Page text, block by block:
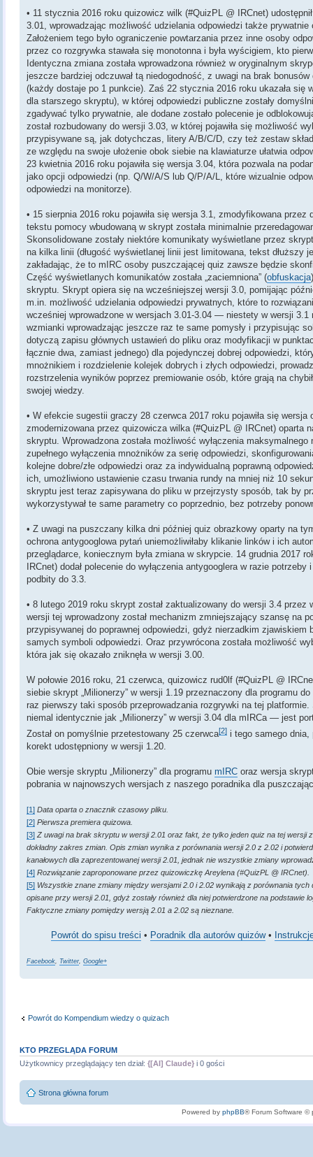
• 11 stycznia 2016 roku quizowicz wilk (#QuizPL @ IRCnet)
3.01, wprowadzając możliwość udzielania odpowiedzi także
Założeniem tego było ograniczenie powtarzania przez inne osoby
przez co rozgrywka stawała się monotonna i była wyścigiem, kto
Identyczna zmiana została wprowadzona również w oryginalnym
jeszcze bardziej odczuwał tą niedogodność, z uwagi na brak
(każdy dostaje po 1 punkcie). Zaś 22 stycznia 2016 roku ukazała się
dla starszego skryptu), w której odpowiedzi publiczne zostały
zgadywać tylko prywatnie, ale dodane zostało polecenie je
został rozbudowany do wersji 3.03, w której pojawiła się możliwość
przypisywane są, jak dotychczas, litery A/B/C/D, czy też zestaw
ze względu na swoje ułożenie obok siebie na klawiaturze ułatwia
23 kwietnia 2016 roku pojawiła się wersja 3.04, która pozwala na
jako opcji odpowiedzi (np. Q/W/A/S lub Q/P/A/L, które wizualnie
odpowiedzi na monitorze).
• 15 sierpnia 2016 roku pojawiła się wersja 3.1, zmodyfikowana
tekstu pomocy wbudowaną w skrypt została minimalnie
Skonsolidowane zostały niektóre komunikaty wyświetlane przez
na kilka linii (długość wyświetlanej linii jest limitowana, tekst dłuższy
zakładając, że to mIRC osoby puszczającej quiz zawsze będzie
Część wyświetlanych komunikatów została „zaciemniona” (obfuskacja
skryptu. Skrypt opiera się na wcześniejszej wersji 3.0, pomijając
m.in. możliwość udzielania odpowiedzi prywatnych, które to
wcześniej wprowadzone w wersjach 3.01-3.04 — niestety w wersji
wzmianki wprowadzając jeszcze raz te same pomysły i przypisując
dotyczą zapisu głównych ustawień do pliku oraz modyfikacji w
łącznie dwa, zamiast jednego) dla pojedynczej dobrej odpowiedzi,
mnożnikiem i rozdzielenie kolejek dobrych i złych odpowiedzi,
rozstrzelenia wyników poprzez premiowanie osób, które grają na
swojej wiedzy.
• W efekcie sugestii graczy 28 czerwca 2017 roku pojawiła się wersja
zmodernizowana przez quizowicza wilka (#QuizPL @ IRCnet) oparta
skryptu. Wprowadzona została możliwość wyłączenia
zupełnego wyłączenia mnożników za serię odpowiedzi,
kolejne dobre/złe odpowiedzi oraz za indywidualną poprawną
ich, umożliwiono ustawienie czasu trwania rundy na mniej niż 10
skryptu jest teraz zapisywana do pliku w przejrzysty sposób, tak by
wykorzystywał te same parametry co poprzednio, bez potrzeby
• Z uwagi na puszczany kilka dni później quiz obrazkowy oparty na
ochrona antygooglowa pytań uniemożliwiłaby klikanie linków i ich
przeglądarce, koniecznym była zmiana w skrypcie. 14 grudnia 2017
IRCnet) dodał polecenie do wyłączenia antygooglera w razie potrzeby
podbity do 3.3.
• 8 lutego 2019 roku skrypt został zaktualizowany do wersji 3.4 przez
wersji tej wprowadzony został mechanizm zmniejszający szansę na
przypisywanej do poprawnej odpowiedzi, gdyż nierzadkim zjawiskiem
samych symboli odpowiedzi. Oraz przywrócona została możliwość
która jak się okazało zniknęła w wersji 3.00.
W połowie 2016 roku, 21 czerwca, quizowicz rud0lf (#QuizPL @
siebie skrypt „Milionerzy” w wersji 1.19 przeznaczony dla programu
raz pierwszy taki sposób przeprowadzania rozgrywki na tej platformie.
niemal identycznie jak „Milionerzy” w wersji 3.04 dla mIRCa — jest
Został on pomyślnie przetestowany 25 czerwca[2] i tego samego dnia,
korekt udostępniony w wersji 1.20.
Obie wersje skryptu „Milionerzy” dla programumIRC oraz wersja
pobrania w najnowszych wersjach z naszego poradnika dla
[1] Data oparta o znacznik czasowy pliku.
[2] Pierwsza premiera quizowa.
[3] Z uwagi na brak skryptu w wersji 2.01 oraz fakt, że tylko jeden quiz na tej wersji
dokładny zakres zmian. Opis zmian wynika z porównania wersji 2.0 z 2.02 i
kanałowych dla zaprezentowanej wersji 2.01, jednak nie wszystkie zmiany
[4] Rozwiązanie zaproponowane przez quizowiczkę Areylena (#QuizPL @ IRCnet).
[5] Wszystkie znane zmiany między wersjami 2.0 i 2.02 wynikają z porównania tych
opisane przy wersji 2.01, gdyż zostały również dla niej potwierdzone na podstawie
Faktyczne zmiany pomiędzy wersją 2.01 a 2.02 są nieznane.
Powrót do spisu treści • Poradnik dla autorów quizów•
Facebook, Twitter,Google+
Powrót do Kompendium wiedzy o quizach
KTO PRZEGLĄDA FORUM
Użytkownicy przeglądający ten dział:{[AI] Claude} i 0 gości
Strona główna forum
Powered by phpBB® Forum Software ©